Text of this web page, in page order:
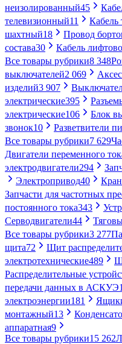
неизолированный45
телевизионный11 Кабель
шахтный18 Провод
состава30 Кабель
Все товары рубрики8 348
выключателей2 069
изделий3 907
электрические395
электрические106 Блок
звонок10 Разветвители
Все товары рубрики7 629
Двигатели переменного
электродвигатели294
Электропривод40
Запчасти для частотных
постоянного тока343
Серводвигатели44
Все товары рубрики3 277
щита72 Щит
электротехнические489
Распределительные
передачи данных в АСКУЭ
электроэнергии181
монтажный13
аппаратная9
Все товары рубрики15 262